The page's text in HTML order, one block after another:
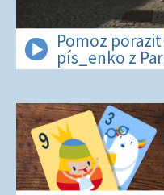
Pomoz
pís_enko z